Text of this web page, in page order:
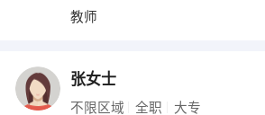
教师
张女士
不限区域 全职 大专